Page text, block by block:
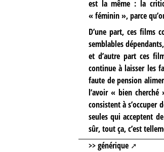
est la même : la
« féminin », parce
D’une part, ces films
semblables
et d’autre part ces
continue à laisser les
faute de pension
l’avoir « bien
consistent à
seules qui acceptent
sûr, tout ça, c’est
>> générique